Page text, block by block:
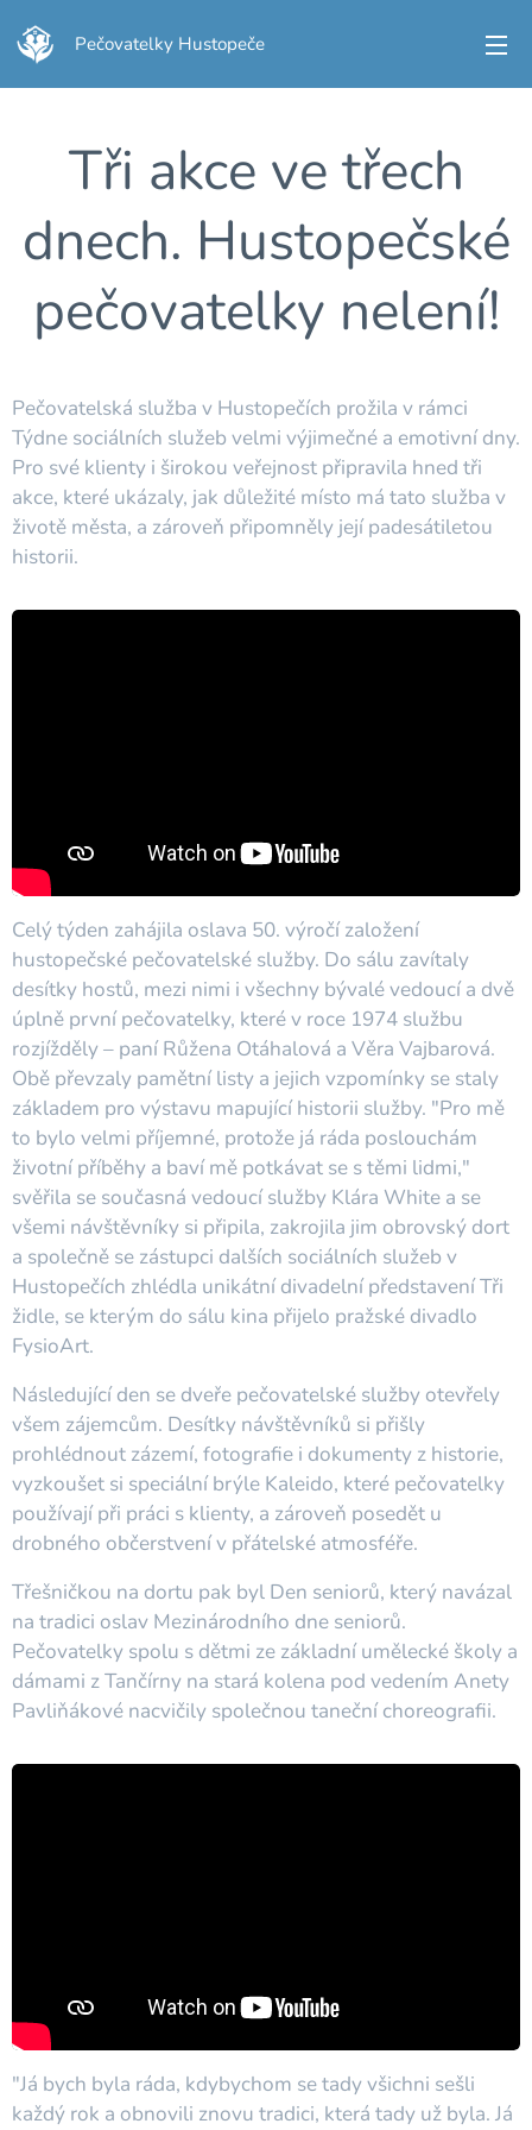
Pečovatelky Hustopeče
Tři akce ve třech
dnech. Hustopečské
pečovatelky nelení!
Pečovatelská služba v Hustopečích prožila v rámci
Týdne sociálních služeb velmi výjimečné a emotivní dny.
Pro své klienty i širokou veřejnost připravila hned tři
akce, které ukázaly, jak důležité místo má tato služba v
životě města, a zároveň připomněly její padesátiletou
historii.
Celý týden zahájila oslava 50. výročí založení
hustopečské pečovatelské služby. Do sálu zavítaly
desítky hostů, mezi nimi i všechny bývalé vedoucí a dvě
úplně první pečovatelky, které v roce 1974 službu
rozjížděly – paní Růžena Otáhalová a Věra Vajbarová.
Obě převzaly pamětní listy a jejich vzpomínky se staly
základem pro výstavu mapující historii služby. "Pro mě
to bylo velmi příjemné, protože já ráda poslouchám
životní příběhy a baví mě potkávat se s těmi lidmi,"
svěřila se současná vedoucí služby Klára White a se
všemi návštěvníky si připila, zakrojila jim obrovský dort
a společně se zástupci dalších sociálních služeb v
Hustopečích zhlédla unikátní divadelní představení Tři
židle, se kterým do sálu kina přijelo pražské divadlo
FysioArt.
Následující den se dveře pečovatelské služby otevřely
všem zájemcům. Desítky návštěvníků si přišly
prohlédnout zázemí, fotografie i dokumenty z historie,
vyzkoušet si speciální brýle Kaleido, které pečovatelky
používají při práci s klienty, a zároveň posedět u
drobného občerstvení v přátelské atmosféře.
Třešničkou na dortu pak byl Den seniorů, který navázal
na tradici oslav Mezinárodního dne seniorů.
Pečovatelky spolu s dětmi ze základní umělecké školy a
dámami z Tančírny na stará kolena pod vedením Anety
Pavliňákové nacvičily společnou taneční choreografii.
"Já bych byla ráda, kdybychom se tady všichni sešli
každý rok a obnovili znovu tradici, která tady už byla. Já